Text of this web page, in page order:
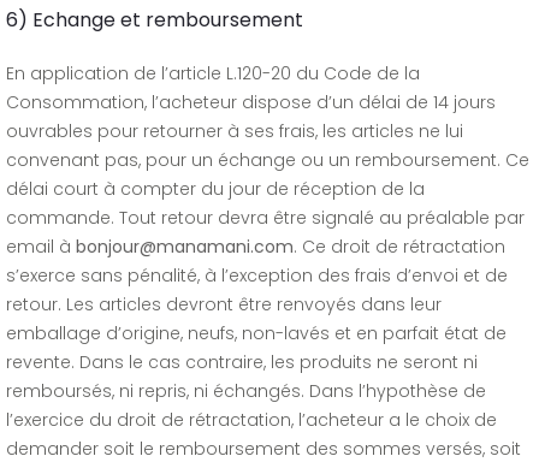
6) Echange et remboursement
En application de l’article L.120-20 du Code de la
Consommation, l’acheteur dispose d’un délai de 14 jours
ouvrables pour retourner à ses frais, les articles ne lui
convenant pas, pour un échange ou un remboursement. Ce
délai court à compter du jour de réception de la
commande. Tout retour devra être signalé au préalable par
email à bonjour@manamani.com. Ce droit de rétractation
s’exerce sans pénalité, à l’exception des frais d’envoi et de
retour. Les articles devront être renvoyés dans leur
emballage d’origine, neufs, non-lavés et en parfait état de
revente. Dans le cas contraire, les produits ne seront ni
remboursés, ni repris, ni échangés. Dans l’hypothèse de
l’exercice du droit de rétractation, l’acheteur a le choix de
demander soit le remboursement des sommes versés, soit